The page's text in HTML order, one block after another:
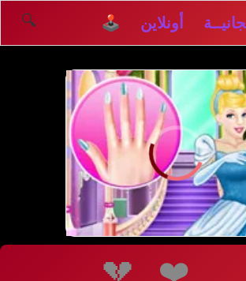
أونلاين 🕹️ 🔍
إلعــــب
❤️
💔